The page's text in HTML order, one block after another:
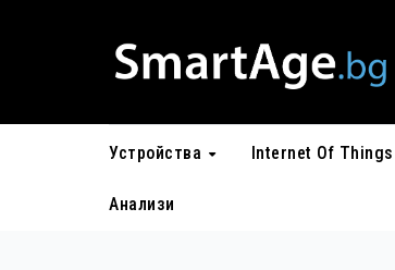
Устройства Internet Of Things
Анализи